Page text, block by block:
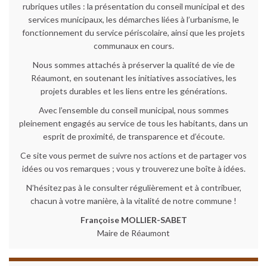
rubriques utiles : la présentation du conseil municipal et des
services municipaux, les démarches liées à l’urbanisme, le
fonctionnement du service périscolaire, ainsi que les projets
communaux en cours.
Nous sommes attachés à préserver la qualité de vie de
Réaumont, en soutenant les initiatives associatives, les
projets durables et les liens entre les générations.
Avec l’ensemble du conseil municipal, nous sommes
pleinement engagés au service de tous les habitants, dans un
esprit de proximité, de transparence et d’écoute.
Ce site vous permet de suivre nos actions et de partager vos
idées ou vos remarques ; vous y trouverez une boîte à idées.
N’hésitez pas à le consulter régulièrement et à contribuer,
chacun à votre manière, à la vitalité de notre commune !
Françoise MOLLIER-SABET
Maire de Réaumont